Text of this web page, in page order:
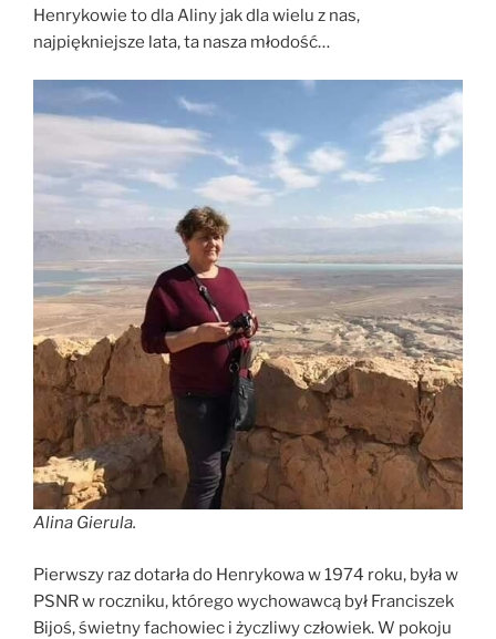
Henrykowie to dla Aliny jak dla wielu z nas,
najpiękniejsze lata, ta nasza młodość…
Alina Gierula.
Pierwszy raz dotarła do Henrykowa w 1974 roku, była w
PSNR w roczniku, którego wychowawcą był Franciszek
Bijoś, świetny fachowiec i życzliwy człowiek. W pokoju